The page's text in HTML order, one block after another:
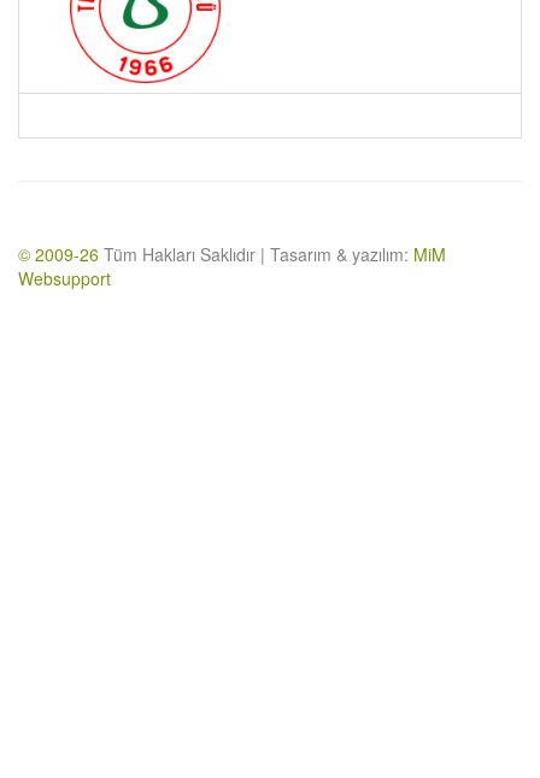
© 2009-26 Tüm Hakları Saklıdır | Tasarım & yazılım: MiM
Websupport